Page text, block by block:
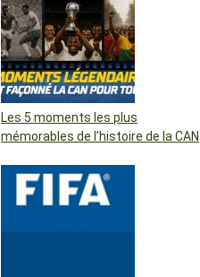
Les 5 moments les plus
mémorables de l’histoire de la CAN